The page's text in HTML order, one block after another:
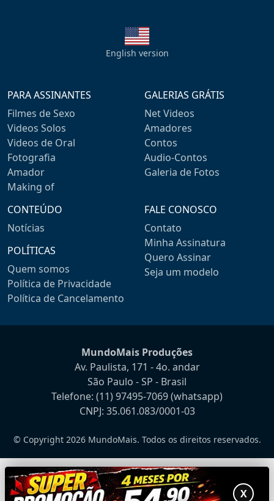
English version
PARA ASSINANTES
Filmes de Sexo
Videos Solos
Videos de Oral
Fotografia
Amador
Making of
GALERIAS GRÁTIS
Net Videos
Amadores
Contos
Audio-Contos
Galeria de Fotos
CONTEÚDO
Notícias
POLÍTICAS
Quem somos
Política de Privacidade
Política de Cancelamento
FALE CONOSCO
Contato
Minha Assinatura
Quero Assinar
Seja um modelo
MundoMais Produções
Av. Paulista, 171 - 4o. andar
São Paulo - SP - Brasil
Telefone: (11) 97495-7069(whatsapp)
CNPJ: 35.061.083/0001-03
© Copyright 2026 MundoMais. Todos os direitos reservados.
X